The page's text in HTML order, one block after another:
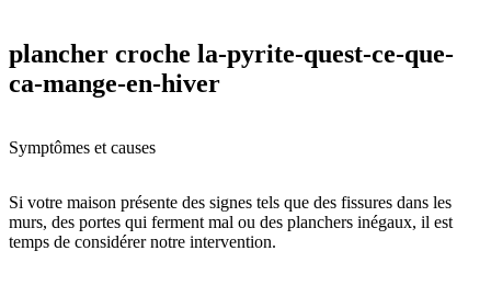
plancher croche la-pyrite-quest-ce-que-
ca-mange-en-hiver
Symptômes et causes
Si votre maison présente des signes tels que des fissures dans les
murs, des portes qui ferment mal ou des planchers inégaux, il est
temps de considérer notre intervention.